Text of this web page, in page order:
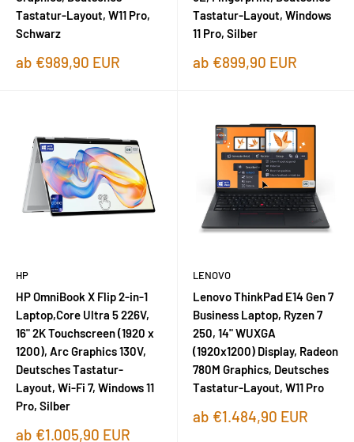
Tastatur-Layout, W11 Pro,
Schwarz
Sonderpreis
ab €989,90 EUR
Tastatur-Layout, Windows
11 Pro, Silber
Sonderpreis
ab €899,90 EUR
HP
HP OmniBook X Flip 2-in-1
Laptop,Core Ultra 5 226V,
16" 2K Touchscreen (1920 x
1200), Arc Graphics 130V,
Deutsches Tastatur-
Layout, Wi-Fi 7, Windows 11
Pro, Silber
Sonderpreis
ab €1.005,90 EUR
LENOVO
Lenovo ThinkPad E14 Gen 7
Business Laptop, Ryzen 7
250, 14" WUXGA
(1920x1200) Display, Radeon
780M Graphics, Deutsches
Tastatur-Layout, W11 Pro
Sonderpreis
ab €1.484,90 EUR